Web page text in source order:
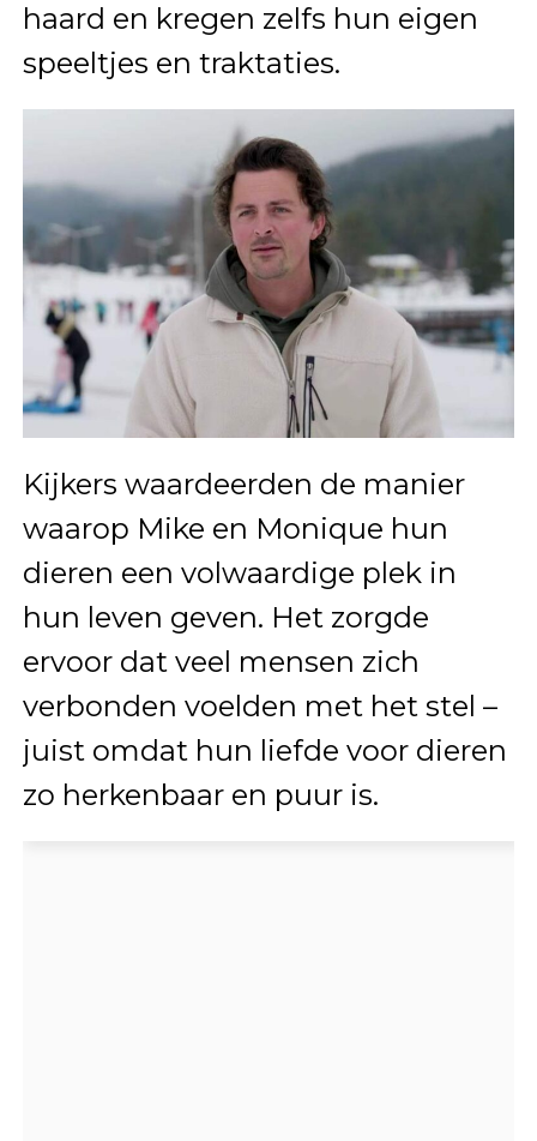
haard en kregen zelfs hun eigen
speeltjes en traktaties.
Kijkers waardeerden de manier
waarop Mike en Monique hun
dieren een volwaardige plek in
hun leven geven. Het zorgde
ervoor dat veel mensen zich
verbonden voelden met het stel –
juist omdat hun liefde voor dieren
zo herkenbaar en puur is.